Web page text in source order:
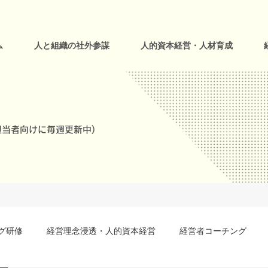
人と組織の社外参謀 人的資本経営・人材育成
者向けに毎週更新中)
研修 経営理念浸透・人的資本経営 経営者コーチング